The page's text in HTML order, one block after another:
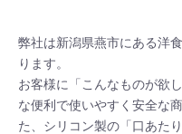
弊社は新潟県燕市にある洋
ります。
お客様に「こんなものが欲
な便利で使いやすく安全な
た、シリコン製の「口あた